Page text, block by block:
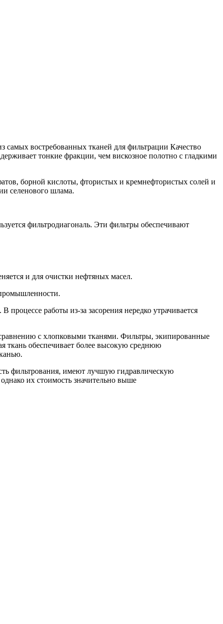
самых востребованных тканей для фильтрации Качество
тонкие фракции, чем вискозное полотно с гладкими
борной кислоты, фтористых и кремнефтористых солей и
селенового шлама.
фильтродиагональ. Эти фильтры обеспечивают
и для очистки нефтяных масел.
работы из-за засорения нередко утрачивается
с хлопковыми тканями. Фильтры, экипированные
ткань обеспечивает более высокую среднюю
фильтрования, имеют лучшую гидравлическую
их стоимость значительно выше